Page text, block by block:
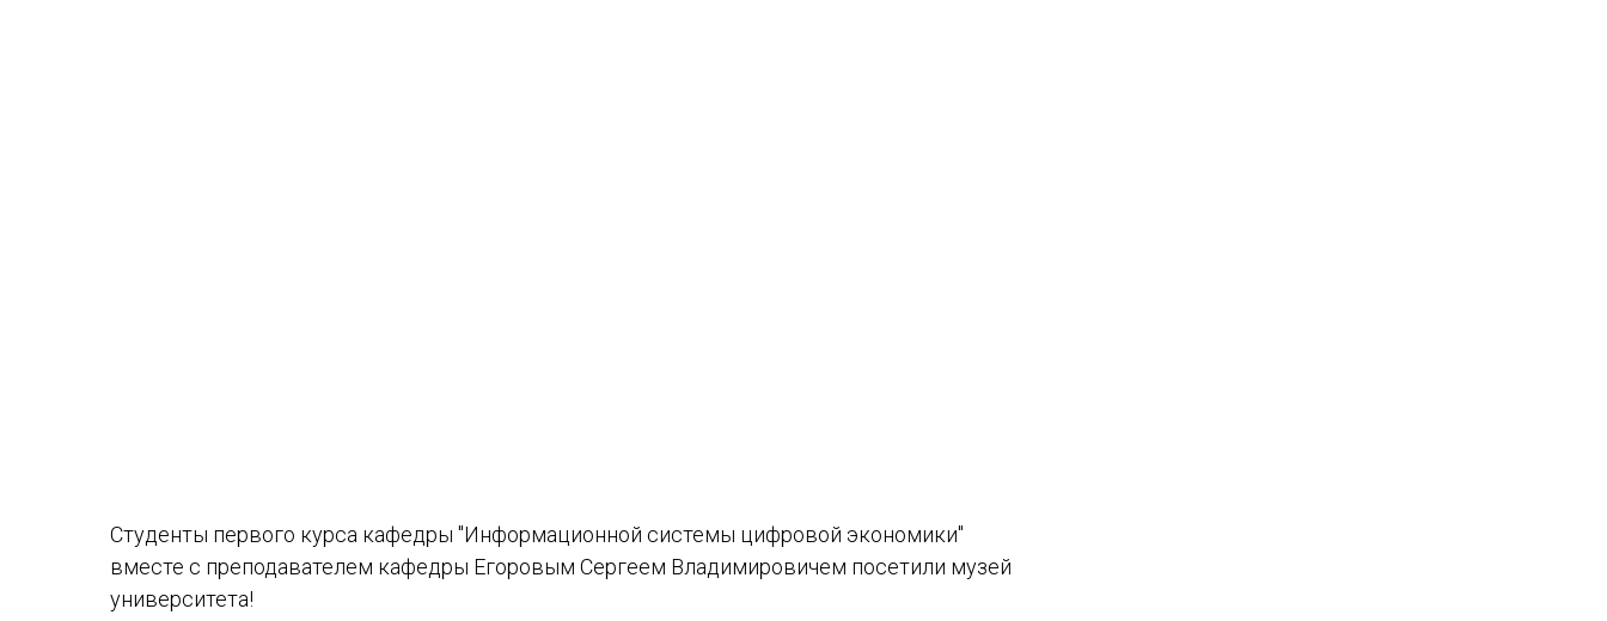
Студенты первого курса кафедры "Информационной системы цифровой экономики"
вместе с преподавателем кафедры Егоровым Сергеем Владимировичем посетили музей
университета!